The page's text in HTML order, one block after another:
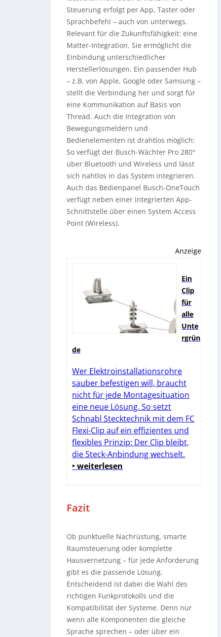
Steuerung erfolgt per App, Taster oder
Sprachbefehl – auch von unterwegs.
Relevant für die Zukunftsfähigkeit: eine
Matter-Integration. Sie ermöglicht die
Einbindung unterschiedlicher
Herstellerlösungen. Ein passender Hub
– z.B. von Apple, Google oder Samsung –
stellt die Verbindung her und sorgt für
eine Kommunikation auf Basis von
Thread. Auch die Integration von
Bewegungsmeldern und
Bedienelementen ist drahtlos möglich:
So verfügt der Busch-Wächter Pro 280°
über Bluetooth und Wireless und lässt
sich nahtlos in das System integrieren.
Auch das Bedienpanel Busch-OneTouch
verfügt neben einer integrierten App-
Schnittstelle über einen System Access
Point (Wireless).
Anzeige
Ein
Clip
für
alle
Unte
rgrün
de
Wer Elektroinstallationsrohre
sauber befestigen will, braucht
nicht für jede Montagesituation
eine neue Lösung. So setzt
Schnabl Stecktechnik mit dem FC
Flexi-Clip auf ein effizientes und
flexibles Prinzip: Der Clip bleibt,
die Steck-Anbindung wechselt.
‣ weiterlesen
Fazit
Ob punktuelle Nachrüstung, smarte
Raumsteuerung oder komplette
Hausvernetzung – für jede Anforderung
gibt es die passende Lösung.
Entscheidend ist dabei die Wahl des
richtigen Funkprotokolls und die
Kompatibilität der Systeme. Denn nur
wenn alle Komponenten die gleiche
Sprache sprechen – oder über ein